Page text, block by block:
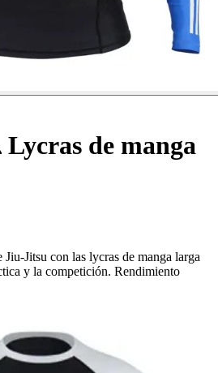
Lycras de manga
Jitsu con las lycras de manga larga
y la competición. Rendimiento